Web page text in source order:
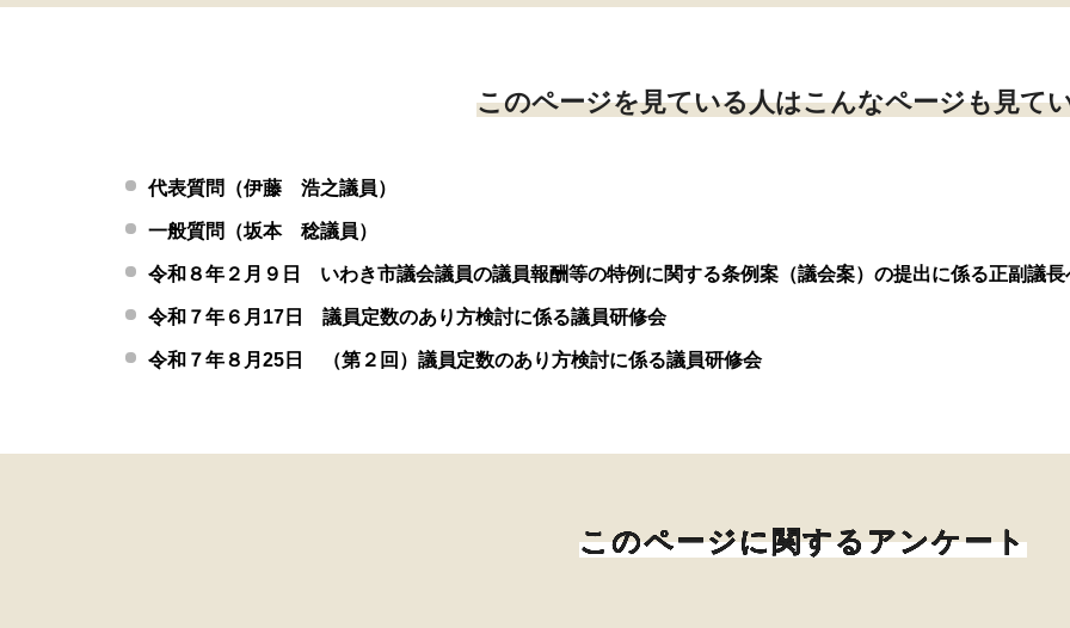
このページを見ている人はこんなページも見て
代表質問（伊藤 浩之議員）
一般質問（坂本 稔議員）
令和８年２月９日 いわき市議会議員の議員報酬等の特例に関する条例案（議会案）の提出に係る正副議長
令和７年６月17日 議員定数のあり方検討に係る議員研修会
令和７年８月25日 （第２回）議員定数のあり方検討に係る議員研修会
このページに関するアンケート